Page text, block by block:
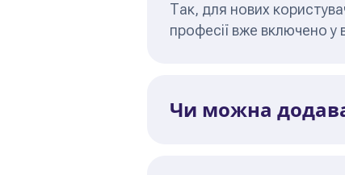
Так, для нових
професії вже включено у
Чи можна